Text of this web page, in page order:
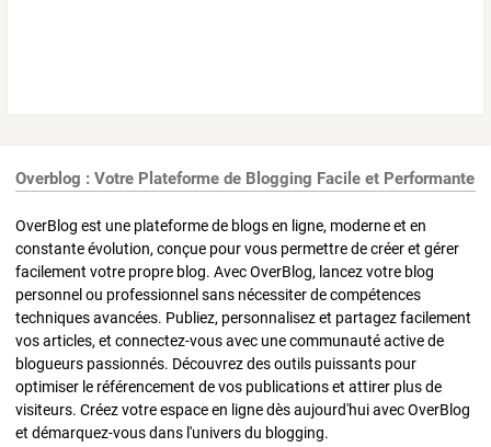
Overblog : Votre Plateforme de Blogging Facile et Performante
OverBlog est une plateforme de blogs en ligne, moderne et en
constante évolution, conçue pour vous permettre de créer et gérer
facilement votre propre blog. Avec OverBlog, lancez votre blog
personnel ou professionnel sans nécessiter de compétences
techniques avancées. Publiez, personnalisez et partagez facilement
vos articles, et connectez-vous avec une communauté active de
blogueurs passionnés. Découvrez des outils puissants pour
optimiser le référencement de vos publications et attirer plus de
visiteurs. Créez votre espace en ligne dès aujourd'hui avec OverBlog
et démarquez-vous dans l'univers du blogging.